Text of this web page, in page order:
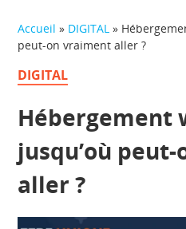
Accueil » DIGITAL »
peut-on vraiment aller ?
DIGITAL
Hébergement
jusqu’où
aller ?